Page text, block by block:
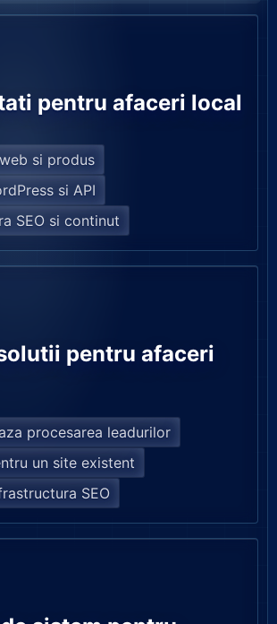
pentru afaceri local
si produs
si API
SEO si continut
pentru afaceri
procesarea leadurilor
un site existent
SEO